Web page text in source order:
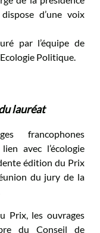
d’une voix
par l’équipe de
Politique.
lauréat
francophones
avec l’écologie
édition du Prix
du jury de la
Prix, les ouvrages
du Conseil de